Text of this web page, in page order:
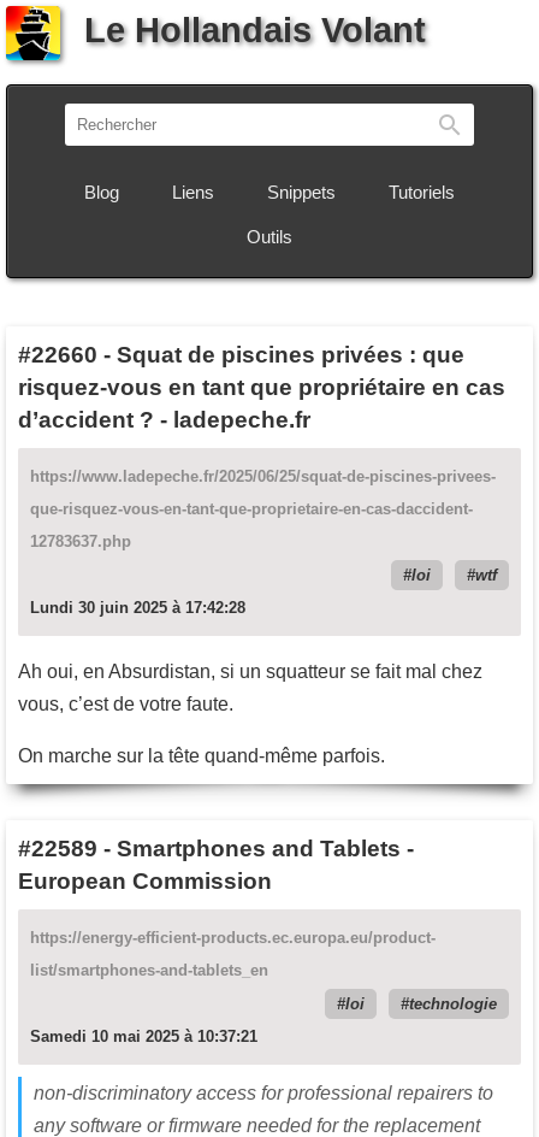
Le Hollandais Volant
Blog Liens Snippets Tutoriels
Outils
#22660 - Squat de piscines privées : que
risquez-vous en tant que propriétaire en cas
d’accident ? - ladepeche.fr
https://www.ladepeche.fr/2025/06/25/squat-de-piscines-privees-
que-risquez-vous-en-tant-que-proprietaire-en-cas-daccident-
12783637.php
loi
wtf
Lundi 30 juin 2025 à 17:42:28
Ah oui, en Absurdistan, si un squatteur se fait mal chez
vous, c’est de votre faute.
On marche sur la tête quand-même parfois.
#22589 - Smartphones and Tablets -
European Commission
https://energy-efficient-products.ec.europa.eu/product-
list/smartphones-and-tablets_en
loi
technologie
Samedi 10 mai 2025 à 10:37:21
non-discriminatory access for professional repairers to
any software or firmware needed for the replacement